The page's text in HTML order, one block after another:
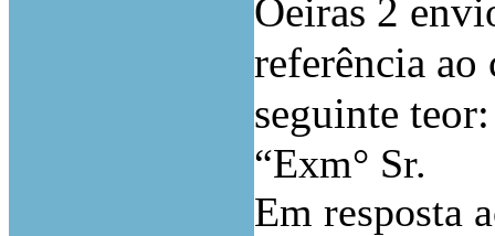
Oeiras 2
referência
seguinte teor:
“Exm° Sr.
Em resposta